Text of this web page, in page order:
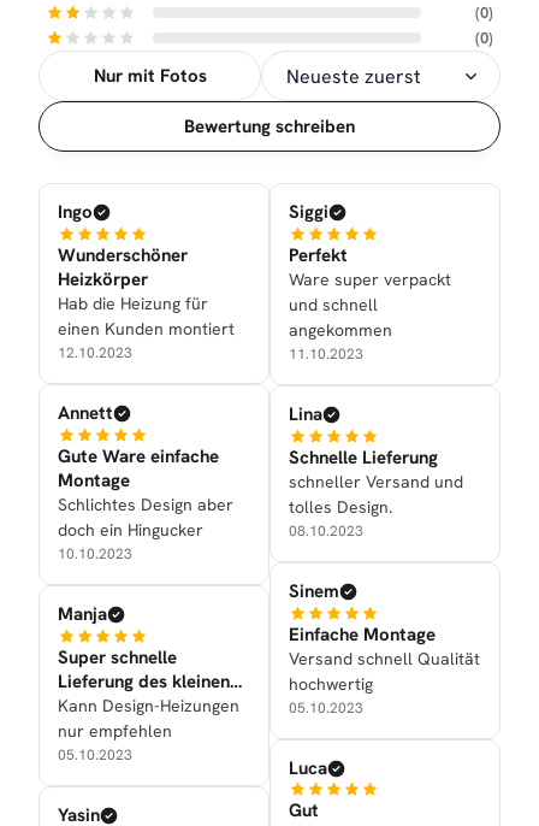
(0)
(0)
Nur mit Fotos
Sortierung
Bewertung schreiben
Ingo
Wunderschöner
Heizkörper
Hab die Heizung für
einen Kunden montiert
12.10.2023
Annett
Gute Ware einfache
Montage
Schlichtes Design aber
doch ein Hingucker
10.10.2023
Manja
Super schnelle
Lieferung des kleinen
Handtuchtrockners
Kann Design-Heizungen
nur empfehlen
05.10.2023
Yasin
Siggi
Perfekt
Ware super verpackt
und schnell
angekommen
11.10.2023
Lina
Schnelle Lieferung
schneller Versand und
tolles Design.
08.10.2023
Sinem
Einfache Montage
Versand schnell Qualität
hochwertig
05.10.2023
Luca
Gut